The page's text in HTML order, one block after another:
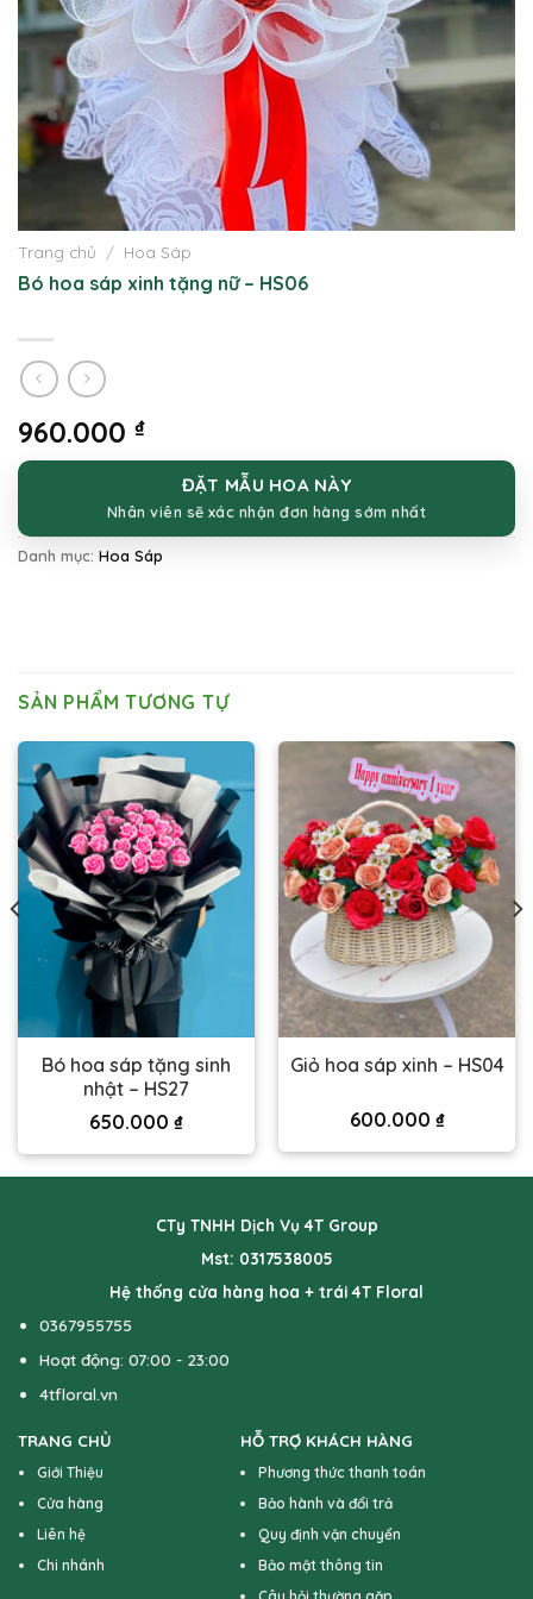
Trang chủ / Hoa Sáp
Bó hoa sáp xinh tặng nữ – HS06
960.000 ₫
ĐẶT MẪU HOA NÀY
Nhân viên sẽ xác nhận đơn hàng sớm nhất
Danh mục: Hoa Sáp
SẢN PHẨM TƯƠNG TỰ
Bó hoa sáp tặng sinh
nhật – HS27
650.000 ₫
Giỏ hoa sáp xinh – HS04
600.000 ₫
CTy TNHH Dịch Vụ 4T Group
Mst: 0317538005
Hệ thống cửa hàng hoa + trái 4T Floral
0367955755
Hoạt động: 07:00 - 23:00
4tfloral.vn
TRANG CHỦ
Giới Thiệu
Cửa hàng
Liên hệ
Chi nhánh
HỖ TRỢ KHÁCH HÀNG
Phương thức thanh toán
Bảo hành và đổi trả
Quy định vận chuyển
Bảo mật thông tin